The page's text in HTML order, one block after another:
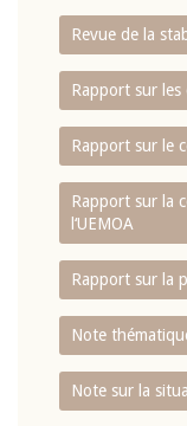
Revue de la
Rapport sur les
Rapport sur le
Rapport sur la
l‘UEMOA
Rapport sur la
Note
Note sur la